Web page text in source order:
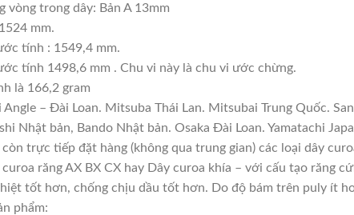
vòng trong dây: Bản A 13mm
mm.
tính : 1549,4 mm.
tính 1498,6 mm . Chu vi này là chu vi ước chừng.
là 166,2 gram
– Đài Loan. Mitsuba Thái Lan. Mitsubai Trung Quốc.
Nhật bản, Bando Nhật bản. Osaka Đài Loan. Yamatachi
trực tiếp đặt hàng (không qua trung gian) các loại dây
răng AX BX CX hay Dây curoa khía – với cấu tạo răng
tốt hơn, chống chịu dầu tốt hơn. Do độ bám trên puly ít
phẩm: